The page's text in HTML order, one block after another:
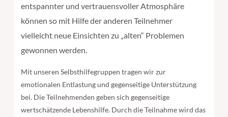
entspannter und vertrauensvoller Atmosphäre
können so mit Hilfe der anderen Teilnehmer
vielleicht neue Einsichten zu „alten“ Problemen
gewonnen werden.
Mit unseren Selbsthilfegruppen tragen wir zur
emotionalen Entlastung und gegenseitige Unterstützung
bei. Die Teilnehmenden geben sich gegenseitige
wertschätzende Lebenshilfe. Durch die Teilnahme wird das